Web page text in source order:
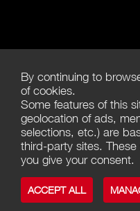
By continuing to
of cookies.
Some features of this
geolocation of ads,
selections, etc.) are
third-party sites.
you give your consent.
ACCEPT ALL